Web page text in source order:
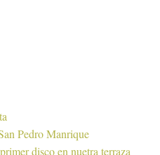
Pedro Manrique
disco en nuetra terraza